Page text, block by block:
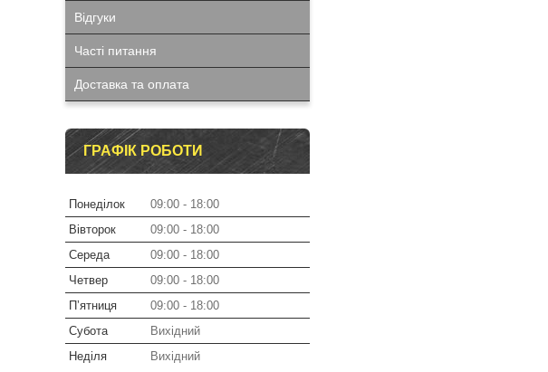
Відгуки
Часті питання
Доставка та оплата
ГРАФІК РОБОТИ
Понеділок 09:00
18:00
Вівторок
09:00
18:00
Середа
09:00
18:00
Четвер
09:00
18:00
Пʼятниця
09:00
18:00
Субота
Вихідний
Неділя
Вихідний